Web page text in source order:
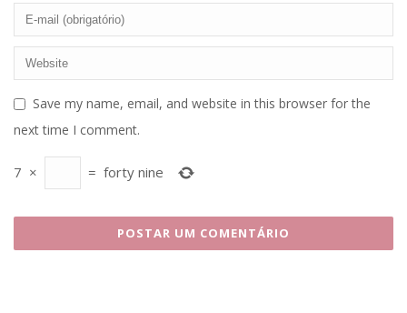
Save my name, email, and website in this browser for the
next time I comment.
7 × = forty nine